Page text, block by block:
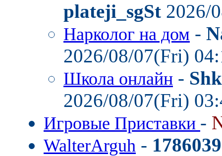
plateji_sgSt 2026/
Нарколог на дом -
2026/08/07(Fri)
Школа онлайн -
2026/08/07(Fri)
Игровые Приставки -
WalterArguh -